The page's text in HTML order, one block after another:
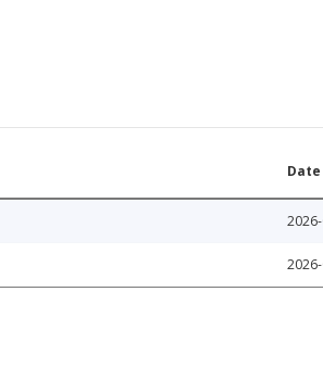
Date